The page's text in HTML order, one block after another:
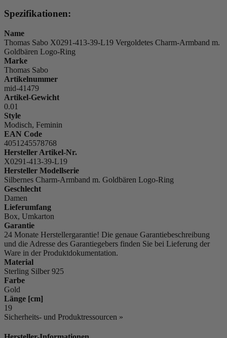
Spezifikationen:
Name
Thomas Sabo X0291-413-39-L19 Vergoldetes Charm-Armband m.
Goldbären Logo-Ring
Marke
Thomas Sabo
Artikelnummer
mid-41479
Artikel-Gewicht
0.01
Style
Modisch, Feminin
EAN Code
4051245578768
Hersteller Artikel-Nr.
X0291-413-39-L19
Hersteller Modellserie
Silbernes Charm-Armband m. Goldbären Logo-Ring
Geschlecht
Damen
Lieferumfang
Box, Umkarton
Garantie
24 Monate Herstellergarantie! Die genaue Garantiebeschreibung
und die Adresse des Garantiegebers finden Sie bei Lieferung der
Ware in der Produktdokumentation.
Material
Sterling Silber 925
Farbe
Gold
Länge [cm]
19
Sicherheits- und Produktressourcen »